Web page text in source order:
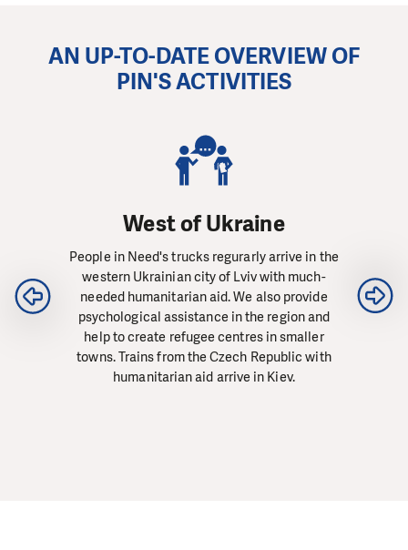
AN UP-TO-DATE OVERVIEW OF
PIN'S ACTIVITIES
West of Ukraine
People in Need's trucks regurarly arrive in the
western Ukrainian city of Lviv with much-
needed humanitarian aid. We also provide
psychological assistance in the region and
help to create refugee centres in smaller
towns. Trains from the Czech Republic with
humanitarian aid arrive in Kiev.